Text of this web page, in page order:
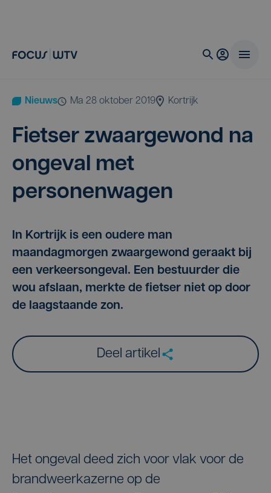
Nieuws ma 28 oktober 2019 Kortrijk
Fiet­ser zwaar­ge­wond na
onge­val met
personenwagen
In Kortrijk is een oudere man
maandagmorgen zwaargewond geraakt bij
een verkeersongeval. Een bestuurder die
wou afslaan, merkte de fietser niet op door
de laagstaande zon.
Deel artikel
Het ongeval deed zich voor vlak voor de
brandweerkazerne op de